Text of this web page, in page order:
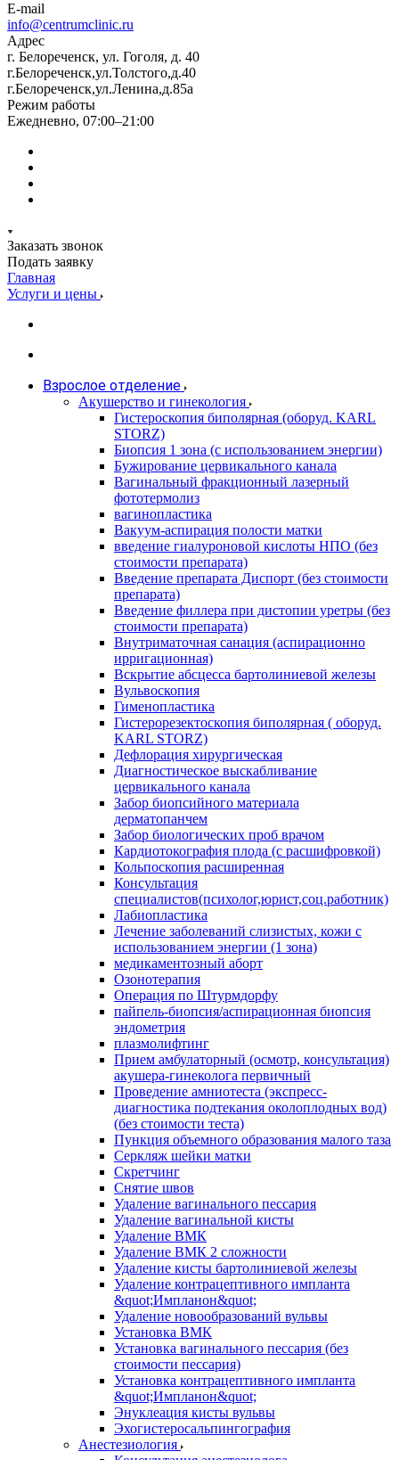
E-mail
info@centrumclinic.ru
Адрес
г. Белореченск, ул. Гоголя, д. 40
г.Белореченск,ул.Толстого,д.40
г.Белореченск,ул.Ленина,д.85а
Режим работы
Ежедневно, 07:00–21:00
Заказать звонок
Подать заявку
Главная
Услуги и цены
Взрослое отделение
Акушерство и гинекология
Гистероскопия биполярная (оборуд. KARL
STORZ)
Биопсия 1 зона (с использованием энергии)
Бужирование цервикального канала
Вагинальный фракционный лазерный
фототермолиз
вагинопластика
Вакуум-аспирация полости матки
введение гиалуроновой кислоты НПО (без
стоимости препарата)
Введение препарата Диспорт (без стоимости
препарата)
Введение филлера при дистопии уретры (без
стоимости препарата)
Внутриматочная санация (аспирационно
ирригационная)
Вскрытие абсцесса бартолиниевой железы
Вульвоскопия
Гименопластика
Гистерорезектоскопия биполярная ( оборуд.
KARL STORZ)
Дефлорация хирургическая
Диагностическое выскабливание
цервикального канала
Забор биопсийного материала
дерматопанчем
Забор биологических проб врачом
Кардиотокография плода (с расшифровкой)
Кольпоскопия расширенная
Консультация
специалистов(психолог,юрист,соц.работник)
Лабиопластика
Лечение заболеваний слизистых, кожи с
использованием энергии (1 зона)
медикаментозный аборт
Озонотерапия
Операция по Штурмдорфу
пайпель-биопсия/аспирационная биопсия
эндометрия
плазмолифтинг
Прием амбулаторный (осмотр, консультация)
акушера-гинеколога первичный
Проведение амниотеста (экспресс-
диагностика подтекания околоплодных вод)
(без стоимости теста)
Пункция объемного образования малого таза
Серкляж шейки матки
Скретчинг
Снятие швов
Удаление вагинального пессария
Удаление вагинальной кисты
Удаление ВМК
Удаление ВМК 2 сложности
Удаление кисты бартолиниевой железы
Удаление контрацептивного импланта
&quot;Импланон&quot;
Удаление новообразований вульвы
Установка ВМК
Установка вагинального пессария (без
стоимости пессария)
Установка контрацептивного импланта
&quot;Импланон&quot;
Энуклеация кисты вульвы
Эхогистеросальпингография
Анестезиология